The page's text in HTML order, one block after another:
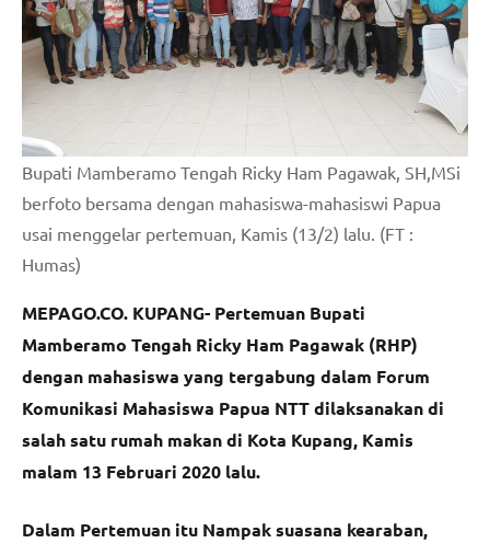
Bupati Mamberamo Tengah Ricky Ham Pagawak, SH,MSi
berfoto bersama dengan mahasiswa-mahasiswi Papua
usai menggelar pertemuan, Kamis (13/2) lalu. (FT :
Humas)
MEPAGO.CO. KUPANG- Pertemuan Bupati
Mamberamo Tengah Ricky Ham Pagawak (RHP)
dengan mahasiswa yang tergabung dalam Forum
Komunikasi Mahasiswa Papua NTT dilaksanakan di
salah satu rumah makan di Kota Kupang, Kamis
malam 13 Februari 2020 lalu.
Dalam Pertemuan itu Nampak suasana kearaban,